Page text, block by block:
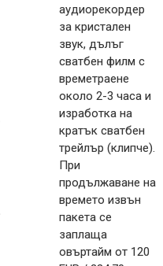
аудиорекордер
за кристален
звук, дълъг
сватбен филм с
времетраене
около 2-3 часа и
изработка на
кратък сватбен
трейлър (клипче).
При
продължаване на
времето извън
пакета се
заплаща
овъртайм от 120